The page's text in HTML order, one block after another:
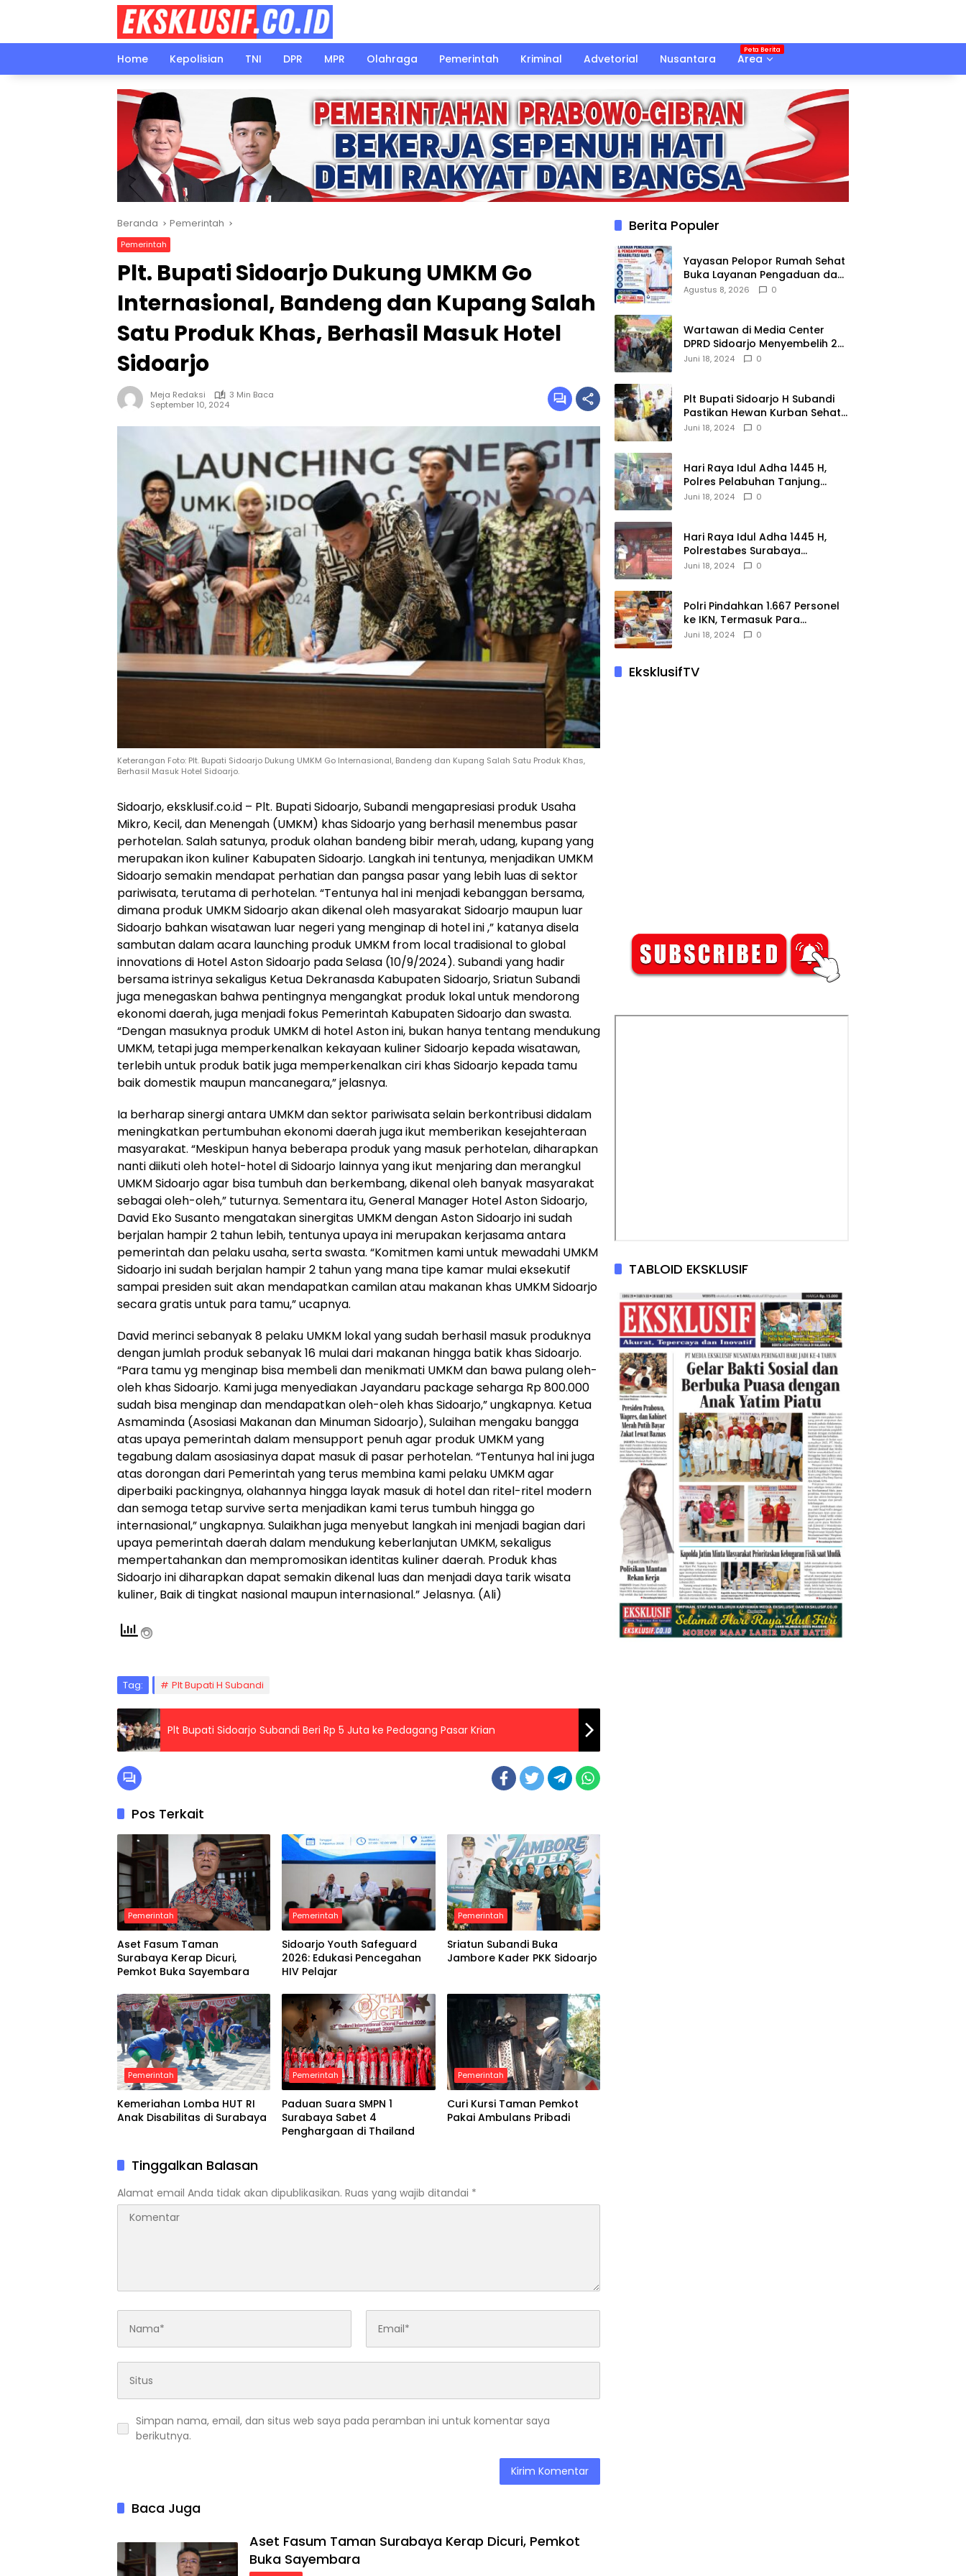
Home
Kepolisian TNI DPR MPR Olahraga Pemerintah Kriminal Advetorial Nusantara Area
Beranda Pemerintah
Pemerintah
Plt. Bupati Sidoarjo Dukung UMKM Go
Internasional, Bandeng dan Kupang Salah
Satu Produk Khas, Berhasil Masuk Hotel
Sidoarjo
Meja Redaksi
3 Min Baca
September 10, 2024
Keterangan Foto: Plt. Bupati Sidoarjo Dukung UMKM Go Internasional, Bandeng dan Kupang Salah Satu Produk Khas,
Berhasil Masuk Hotel Sidoarjo.
Sidoarjo, eksklusif.co.id – Plt. Bupati Sidoarjo, Subandi mengapresiasi produk Usaha
Mikro, Kecil, dan Menengah (UMKM) khas Sidoarjo yang berhasil menembus pasar
perhotelan. Salah satunya, produk olahan bandeng bibir merah, udang, kupang yang
merupakan ikon kuliner Kabupaten Sidoarjo. Langkah ini tentunya, menjadikan UMKM
Sidoarjo semakin mendapat perhatian dan pangsa pasar yang lebih luas di sektor
pariwisata, terutama di perhotelan. “Tentunya hal ini menjadi kebanggan bersama,
dimana produk UMKM Sidoarjo akan dikenal oleh masyarakat Sidoarjo maupun luar
Sidoarjo bahkan wisatawan luar negeri yang menginap di hotel ini ,” katanya disela
sambutan dalam acara launching produk UMKM from local tradisional to global
innovations di Hotel Aston Sidoarjo pada Selasa (10/9/2024). Subandi yang hadir
bersama istrinya sekaligus Ketua Dekranasda Kabupaten Sidoarjo, Sriatun Subandi
juga menegaskan bahwa pentingnya mengangkat produk lokal untuk mendorong
ekonomi daerah, juga menjadi fokus Pemerintah Kabupaten Sidoarjo dan swasta.
“Dengan masuknya produk UMKM di hotel Aston ini, bukan hanya tentang mendukung
UMKM, tetapi juga memperkenalkan kekayaan kuliner Sidoarjo kepada wisatawan,
terlebih untuk produk batik juga memperkenalkan ciri khas Sidoarjo kepada tamu
baik domestik maupun mancanegara,” jelasnya.
Ia berharap sinergi antara UMKM dan sektor pariwisata selain berkontribusi didalam
meningkatkan pertumbuhan ekonomi daerah juga ikut memberikan kesejahteraan
masyarakat. “Meskipun hanya beberapa produk yang masuk perhotelan, diharapkan
nanti diikuti oleh hotel-hotel di Sidoarjo lainnya yang ikut menjaring dan merangkul
UMKM Sidoarjo agar bisa tumbuh dan berkembang, dikenal oleh banyak masyarakat
sebagai oleh-oleh,” tuturnya. Sementara itu, General Manager Hotel Aston Sidoarjo,
David Eko Susanto mengatakan sinergitas UMKM dengan Aston Sidoarjo ini sudah
berjalan hampir 2 tahun lebih, tentunya upaya ini merupakan kerjasama antara
pemerintah dan pelaku usaha, serta swasta. “Komitmen kami untuk mewadahi UMKM
Sidoarjo ini sudah berjalan hampir 2 tahun yang mana tipe kamar mulai eksekutif
sampai presiden suit akan mendapatkan camilan atau makanan khas UMKM Sidoarjo
secara gratis untuk para tamu,” ucapnya.
David merinci sebanyak 8 pelaku UMKM lokal yang sudah berhasil masuk produknya
dengan jumlah produk sebanyak 16 mulai dari makanan hingga batik khas Sidoarjo.
“Para tamu yg menginap bisa membeli dan menikmati UMKM dan bawa pulang oleh-
oleh khas Sidoarjo. Kami juga menyediakan Jayandaru package seharga Rp 800.000
sudah bisa menginap dan mendapatkan oleh-oleh khas Sidoarjo,” ungkapnya. Ketua
Asmaminda (Asosiasi Makanan dan Minuman Sidoarjo), Sulaihan mengaku bangga
atas upaya pemerintah dalam mensupport penuh agar produk UMKM yang
tegabung dalam asosiasinya dapat masuk di pasar perhotelan. “Tentunya hal ini juga
atas dorongan dari Pemerintah yang terus membina kami pelaku UMKM agar
diperbaiki packingnya, olahannya hingga layak masuk di hotel dan ritel-ritel modern
dan semoga tetap survive serta menjadikan kami terus tumbuh hingga go
internasional,” ungkapnya. Sulaikhan juga menyebut langkah ini menjadi bagian dari
upaya pemerintah daerah dalam mendukung keberlanjutan UMKM, sekaligus
mempertahankan dan mempromosikan identitas kuliner daerah. Produk khas
Sidoarjo ini diharapkan dapat semakin dikenal luas dan menjadi daya tarik wisata
kuliner, Baik di tingkat nasional maupun internasional.” Jelasnya. (Ali)
Tag: Plt Bupati H Subandi
Plt Bupati Sidoarjo Subandi Beri Rp 5 Juta ke Pedagang Pasar Krian
Pos Terkait
Pemerintah
Aset Fasum Taman
Surabaya Kerap Dicuri,
Pemkot Buka Sayembara
Pemerintah
Sidoarjo Youth Safeguard
2026: Edukasi Pencegahan
HIV Pelajar
Pemerintah
Sriatun Subandi Buka
Jambore Kader PKK Sidoarjo
Pemerintah
Kemeriahan Lomba HUT RI
Anak Disabilitas di Surabaya
Pemerintah
Paduan Suara SMPN 1
Surabaya Sabet 4
Penghargaan di Thailand
Pemerintah
Curi Kursi Taman Pemkot
Pakai Ambulans Pribadi
Tinggalkan Balasan
Alamat email Anda tidak akan dipublikasikan. Ruas yang wajib ditandai *
Simpan nama, email, dan situs web saya pada peramban ini untuk komentar saya
berikutnya.
Baca Juga
Aset Fasum Taman Surabaya Kerap Dicuri, Pemkot
Buka Sayembara
Berita Populer
Yayasan Pelopor Rumah Sehat
Buka Layanan Pengaduan dan
Pendampingan Rehabilitasi
Agustus 8, 2026 0
Wartawan di Media Center
DPRD Sidoarjo Menyembelih 2
Ekor Kambing
Juni 18, 2024 0
Plt Bupati Sidoarjo H Subandi
Pastikan Hewan Kurban Sehat
dan Aman
Juni 18, 2024 0
Hari Raya Idul Adha 1445 H,
Polres Pelabuhan Tanjung
Perak Salurkan 49 Hewan
Juni 18, 2024 0
Hari Raya Idul Adha 1445 H,
Polrestabes Surabaya
Menerima dan Menyalurkan
Juni 18, 2024 0
Polri Pindahkan 1.667 Personel
ke IKN, Termasuk Para
Jenderal.
Juni 18, 2024 0
EksklusifTV
TABLOID EKSKLUSIF